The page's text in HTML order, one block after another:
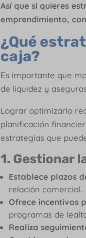
Así que si quieres
emprendimiento,
¿Qué
caja?
Es importante que
de liquidez y
Lograr optimizarlo
planificación
estrategias que
1. Gestionar
Establece plazos
relación comercial.
Ofrece incentivos
programas de
Realiza